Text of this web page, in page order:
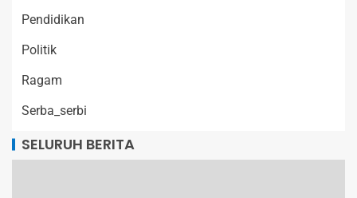
Pendidikan
Politik
Ragam
Serba_serbi
SELURUH BERITA